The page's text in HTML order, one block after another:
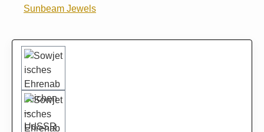
Sunbeam Jewels
Bildergalerie überspringen